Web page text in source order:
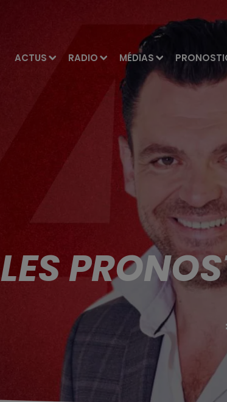
ACTUS RADIO MÉDIAS
LES